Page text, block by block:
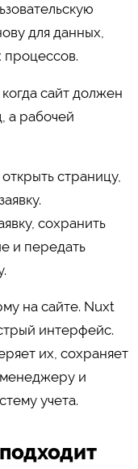
для данных,
процессов.
сайт должен
а рабочей
страницу,
сохранить
и передать
на сайте. Nuxt
интерфейс.
их, сохраняет
менеджеру и
учета.